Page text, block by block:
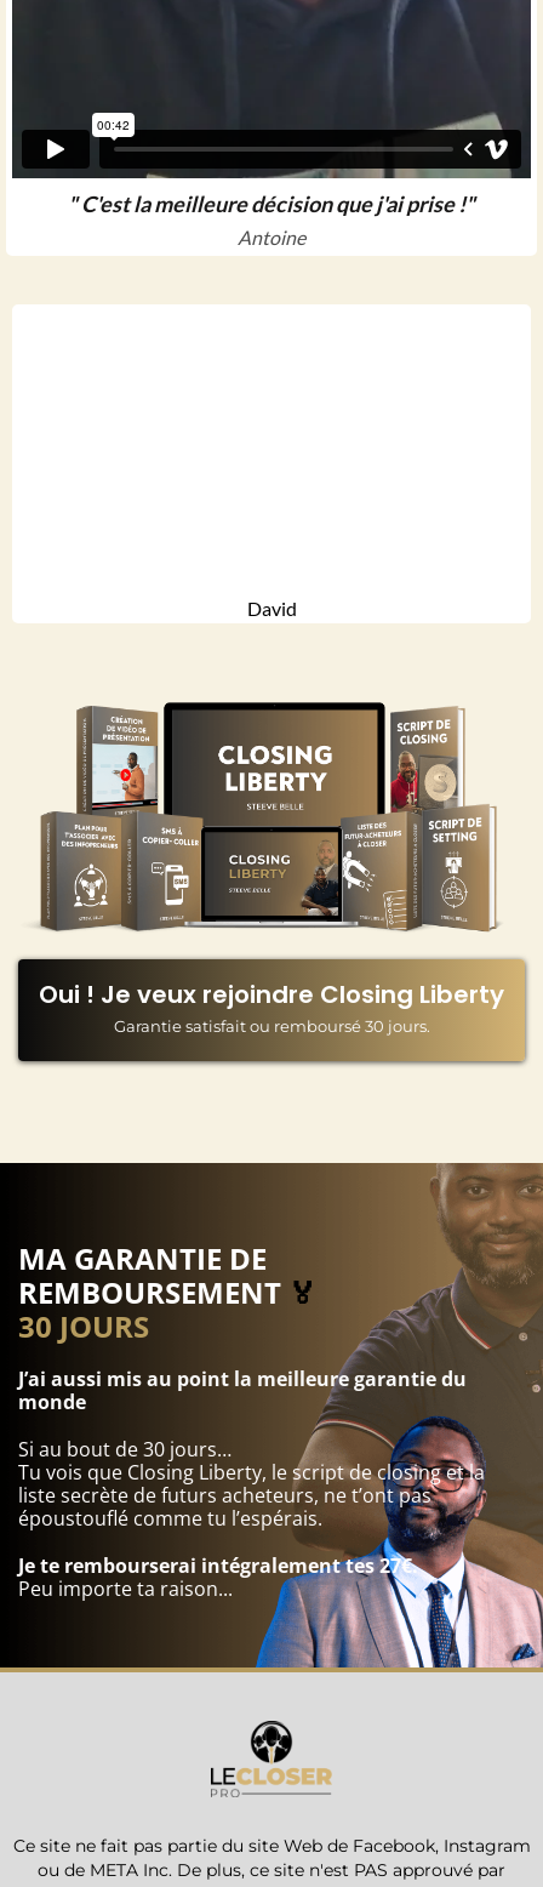
" C'est la meilleure décision que j'ai prise !"
Antoine
David
Oui ! Je veux rejoindre Closing Liberty
Garantie satisfait ou remboursé 30 jours.
MA GARANTIE DE
REMBOURSEMENT 🏅
30 JOURS
J’ai aussi mis au point la meilleure garantie du
monde
Si au bout de 30 jours…
Tu vois que Closing Liberty, le script de closing et la
liste secrète de futurs acheteurs, ne t’ont pas
époustouflé comme tu l’espérais.
Je te rembourserai intégralement tes 27€.
Peu importe ta raison...
Ce site ne fait pas partie du site Web de Facebook, Instagram
ou de META Inc. De plus, ce site n'est PAS approuvé par